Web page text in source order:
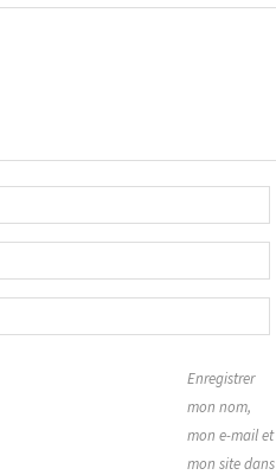
Enregistrer
mon nom,
mon e-mail et
mon site dans